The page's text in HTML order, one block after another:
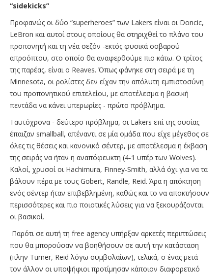
“sidekicks”
Προφανώς οι δύο “superheroes” των Lakers είναι οι Doncic,
LeBron και αυτοί στους οποίους θα στηριχθεί το πλάνο του
προπονητή και τη νέα σεζόν -εκτός φυσικά σοβαρού
απροόπτου, στο οποίο θα αναφερθούμε πιο κάτω. Ο τρίτος
της παρέας, είναι ο Reaves. Όπως φάνηκε στη σειρά με τη
Minnesota, οι ρολίστες δεν είχαν την απόλυτη εμπιστοσύνη
του προπονητικού επιτελείου, με αποτέλεσμα η βασική
πεντάδα να κάνει υπερωρίες - πρώτο πρόβλημα.
Ταυτόχρονα - δεύτερο πρόβλημα, οι Lakers επί της ουσίας
έπαιζαν smallball, απέναντι σε μία ομάδα που είχε μέγεθος σε
όλες τις θέσεις και κανονικό σέντερ, με αποτέλεσμα η έκβαση
της σειράς να ήταν η αναπόφευκτη (4-1 υπέρ των Wolves).
Καλοί, χρυσοί οι Hachimura, Finney-Smith, αλλά όχι για να τα
βάλουν πέρα με τους Gobert, Randle, Reid. Άρα η απόκτηση
ενός σέντερ ήταν επιβεβλημένη, καθώς και το να αποκτήσουν
περισσότερες και πιο ποιοτικές λύσεις για να ξεκουράζονται
οι βασικοί.
Παρότι σε αυτή τη free agency υπήρξαν αρκετές περιπτώσεις
που θα μπορούσαν να βοηθήσουν σε αυτή την κατάσταση
(πλην Turner, Reid λόγω συμβολαίων), τελικά, ο ένας μετά
τον άλλον οι υποψήφιοι προτίμησαν κάποιον διαφορετικό